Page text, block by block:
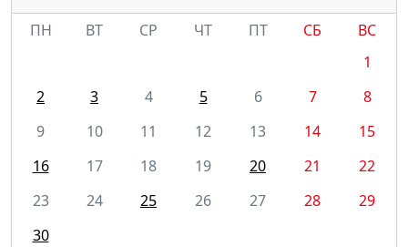
ПН
ВТ СР ЧТ ПТ СБ
ВС
1
2
3 4 5 6 7
8
9
10 11 12 13 14
15
16
17 18 19 20 21
22
23
24 25 26 27 28
29
30